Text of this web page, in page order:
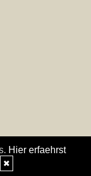
Hier erfaehrst
✖